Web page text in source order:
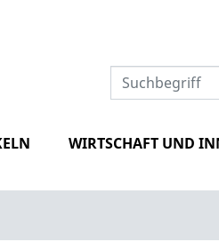
WIRTSCHAFT UND